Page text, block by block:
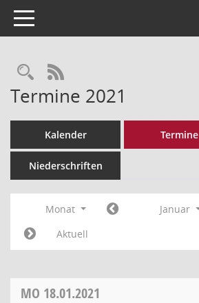
Toggle navigation
Rechercheauswahl
RSS-Feed
Termine 2021
Kalender Termine
Niederschriften
Monat Januar
Aktuell
MO 18.01.2021